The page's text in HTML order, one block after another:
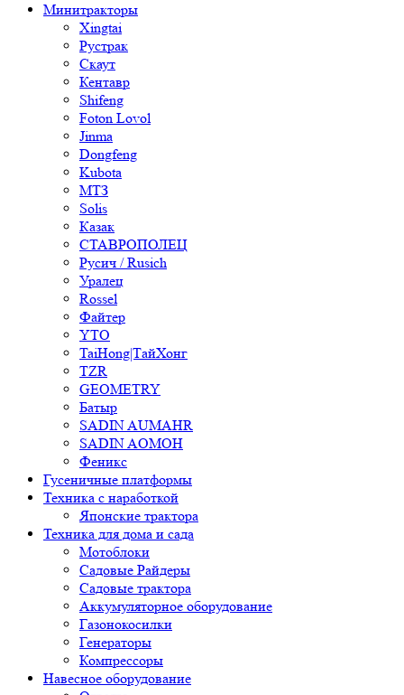
Минитракторы
Xingtai
Рустрак
Скаут
Кентавр
Shifeng
Foton Lovol
Jinma
Dongfeng
Kubota
МТЗ
Solis
Казак
СТАВРОПОЛЕЦ
Русич / Rusich
Уралец
Rossel
Файтер
YTO
TaiHong|ТайХонг
TZR
GEOMETRY
Батыр
SADIN AUMAHR
SADIN AOMOH
Феникс
Гусеничные платформы
Техника с наработкой
Японские трактора
Техника для дома и сада
Мотоблоки
Садовые Райдеры
Садовые трактора
Аккумуляторное оборудование
Газонокосилки
Генераторы
Компрессоры
Навесное оборудование